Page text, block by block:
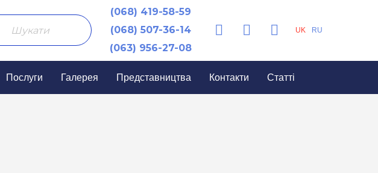
(068) 419-58-59
(068) 507-36-14
(063) 956-27-08
UK RU
Послуги Галерея Представництва Контакти Статті